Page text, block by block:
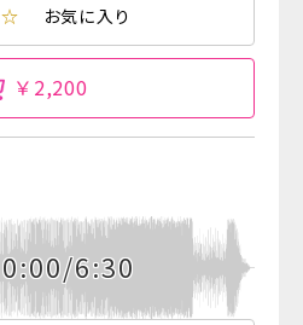
お気に入り
￥2,200
0:00/6:30